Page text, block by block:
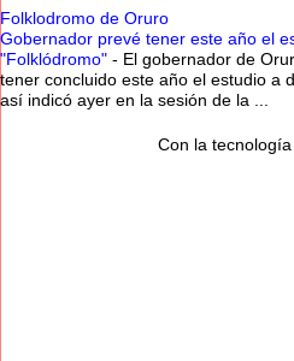
Folklodromo de Oruro
Gobernador prevé tener este año el
"Folklódromo" - El gobernador de
tener concluido este año el estudio a
así indicó ayer en la sesión de la ...
Con la